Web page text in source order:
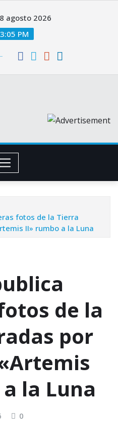
agosto 2026
PM
fotos de la Tierra
II» rumbo a la Luna
de la
por
la Luna
0